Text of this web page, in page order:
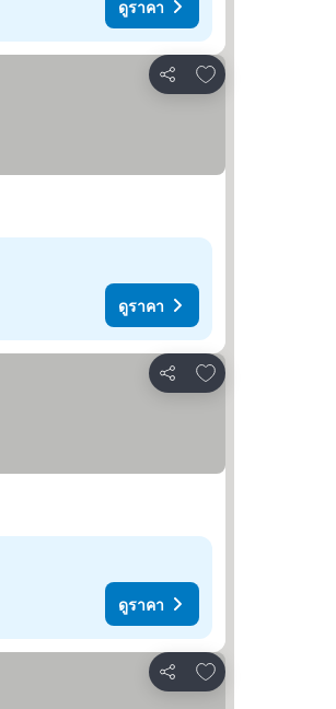
ดูราคา
แชร์
เพิ่มในรายการโปรด
ดูราคา
แชร์
เพิ่มในรายการโปรด
ดูราคา
แชร์
เพิ่มในรายการโปรด